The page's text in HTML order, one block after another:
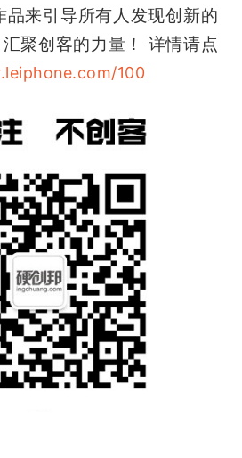
品来引导所有人发现创新的
聚创客的力量！ 详情请点
100